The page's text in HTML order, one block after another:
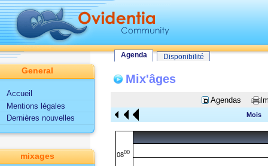
Tout le site
Utilisateur
Fonctionnalités d'Ovidentia
Agenda
Agenda Disponibilité
Mix'âges
Agendas
Mois
0800
General
Accueil
Mentions légales
Dernières nouvelles
mixages